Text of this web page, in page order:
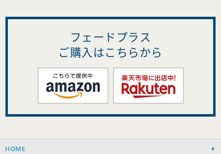
フェードプラス
ご購入はこちらから
HOME